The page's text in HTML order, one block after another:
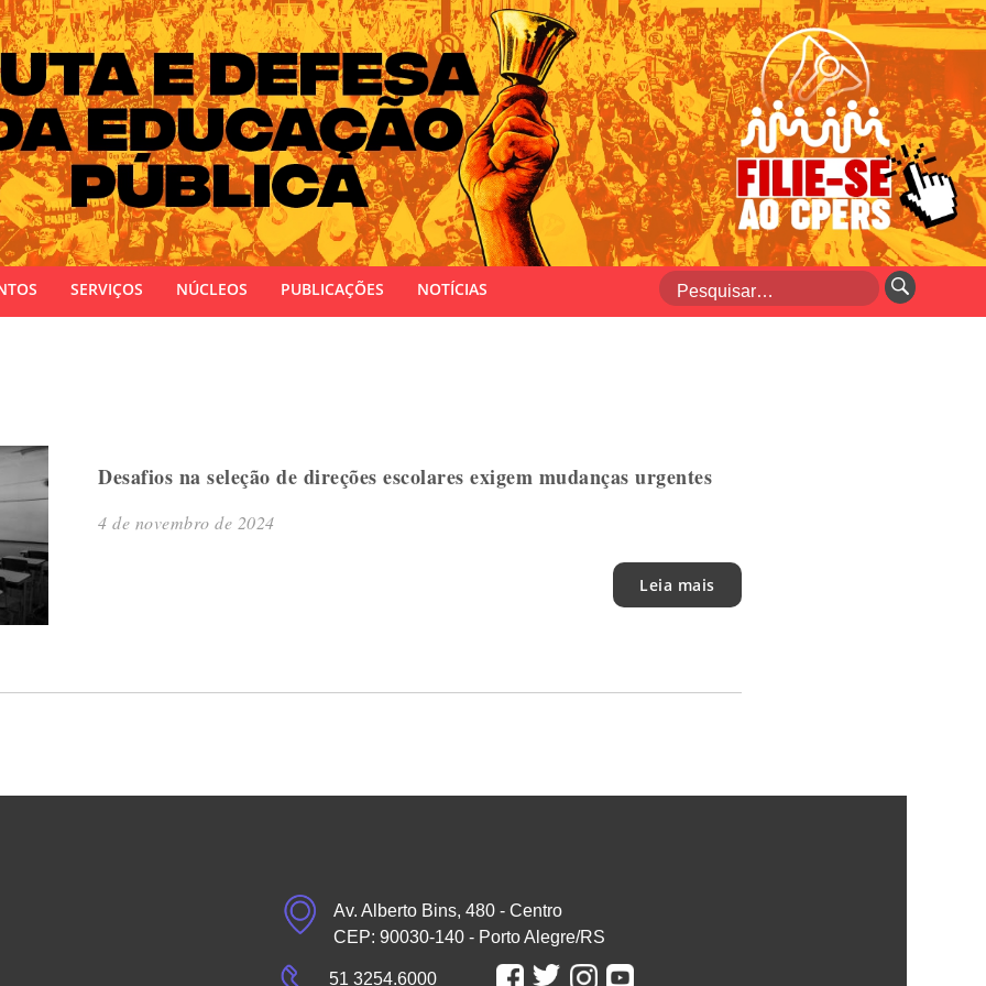
Estado do Rio Grande do Sul
SERVIÇOS NÚCLEOS PUBLICAÇÕES NOTÍCIAS
Desafios na seleção de direções escolares exigem mudanças urgentes
4 de novembro de 2024
Leia mais
Av. Alberto Bins, 480 - Centro
CEP: 90030-140 - Porto Alegre/RS
51 3254.6000